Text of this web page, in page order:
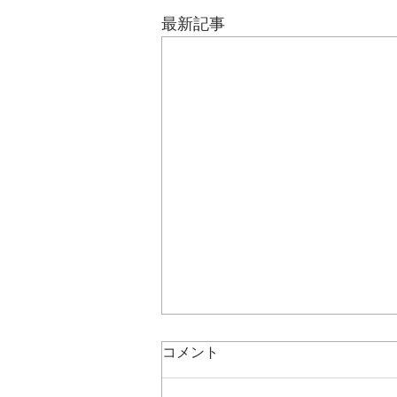
最新記事
【お知らせ】ベイシス相談支
コメント